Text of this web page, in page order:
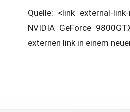
Quelle: <link external-
NVIDIA GeForce
externen link in einem